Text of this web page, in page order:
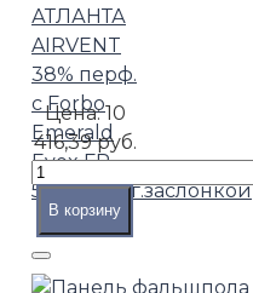
АТЛАНТА
AIRVENT
38% перф.
с Forbo
Emerald
Evex FR
50004+рег.заслонкой
Цена:10
416,39 руб.
В корзину